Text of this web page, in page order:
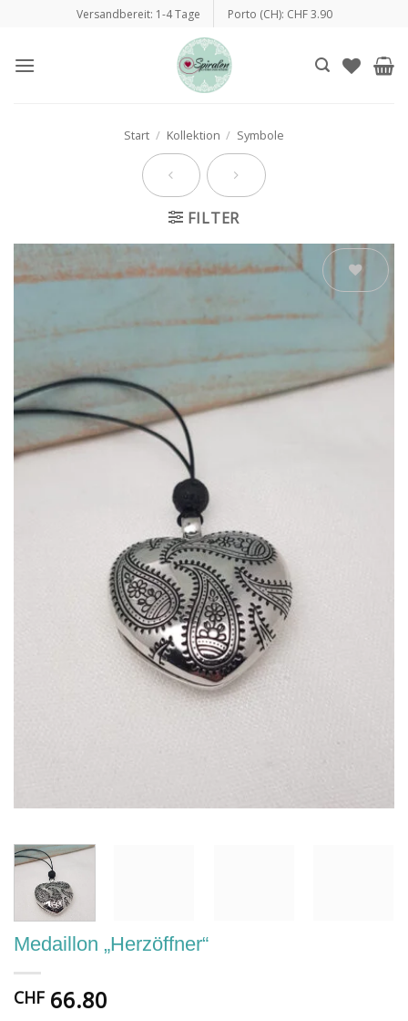
springen
Versandbereit: 1-4 Tage Porto (CH): CHF 3.90
Start / Kollektion / Symbole
FILTER
Wunschliste
Medaillon „Herzöffner“
CHF 66.80